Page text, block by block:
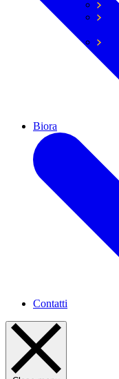
Biora
Contatti